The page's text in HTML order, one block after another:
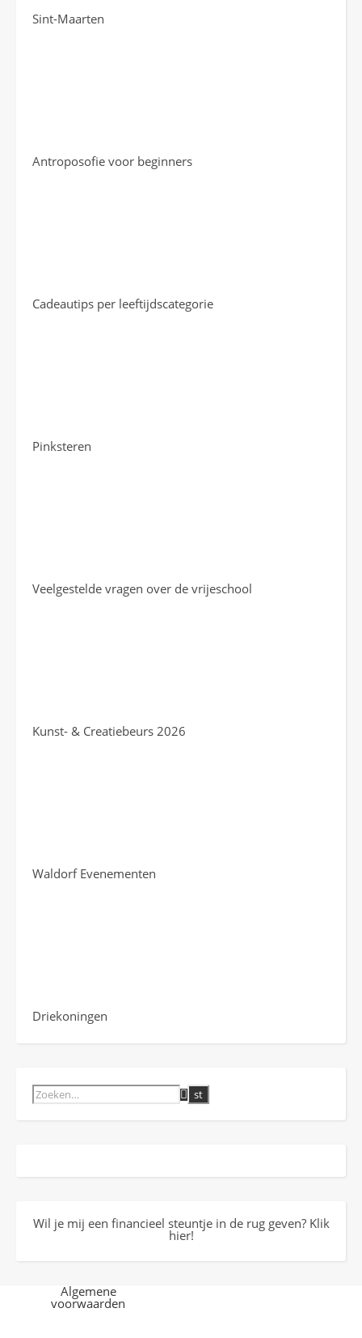
Sint-Maarten
Antroposofie voor beginners
Cadeautips per leeftijdscategorie
Pinksteren
Veelgestelde vragen over de vrijeschool
Kunst- & Creatiebeurs 2026
Waldorf Evenementen
Driekoningen
Wil je mij een financieel steuntje in de rug geven? Klik
hier!
Algemene
voorwaarden